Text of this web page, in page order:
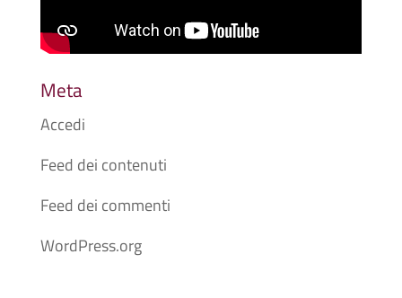
Meta
Accedi
Feed dei contenuti
Feed dei commenti
WordPress.org